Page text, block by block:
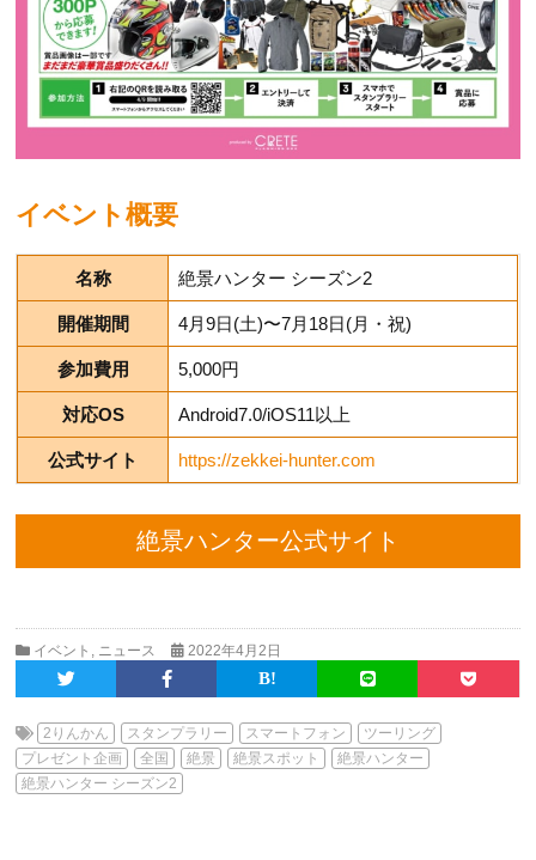
イベント概要
名称 絶景ハンター シーズン2
開催期間 4月9日(土)〜7月18日(月・祝)
参加費用 5,000円
対応OS Android7.0/iOS11以上
公式サイト https://zekkei-hunter.com
絶景ハンター公式サイト
イベント , ニュース 2022年4月2日
2りんかん スタンプラリー スマートフォン
ツーリング
プレゼント企画
全国 絶景 絶景スポット
絶景ハンター
絶景ハンター シーズン2